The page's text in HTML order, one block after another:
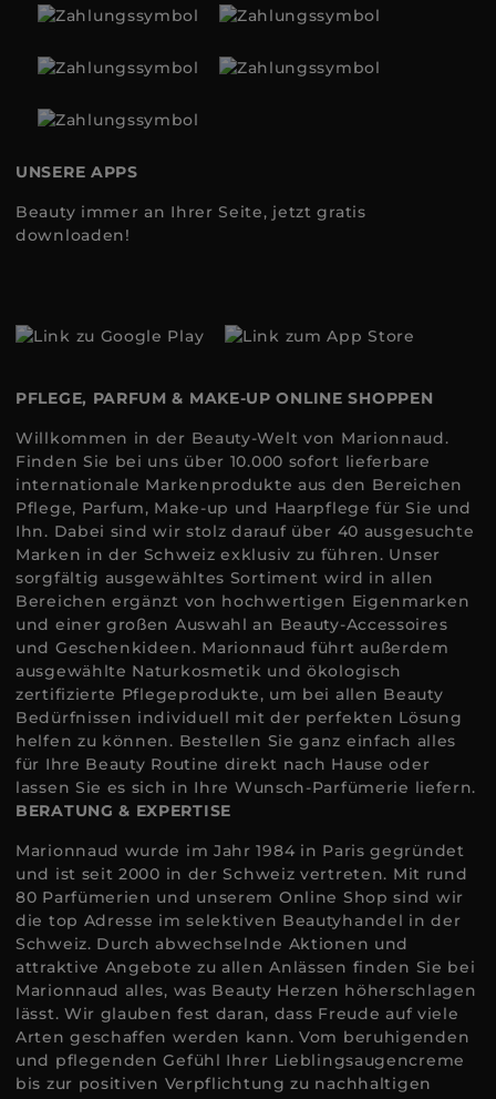
UNSERE APPS
Beauty immer an Ihrer Seite, jetzt gratis
downloaden!
PFLEGE, PARFUM & MAKE-UP ONLINE SHOPPEN
Willkommen in der Beauty-Welt von Marionnaud.
Finden Sie bei uns über 10.000 sofort lieferbare
internationale Markenprodukte aus den Bereichen
Pflege, Parfum, Make-up und Haarpflege für Sie und
Ihn. Dabei sind wir stolz darauf über 40 ausgesuchte
Marken in der Schweiz exklusiv zu führen. Unser
sorgfältig ausgewähltes Sortiment wird in allen
Bereichen ergänzt von hochwertigen Eigenmarken
und einer großen Auswahl an Beauty-Accessoires
und Geschenkideen. Marionnaud führt außerdem
ausgewählte Naturkosmetik und ökologisch
zertifizierte Pflegeprodukte, um bei allen Beauty
Bedürfnissen individuell mit der perfekten Lösung
helfen zu können. Bestellen Sie ganz einfach alles
für Ihre Beauty Routine direkt nach Hause oder
lassen Sie es sich in Ihre Wunsch-Parfümerie liefern.
BERATUNG & EXPERTISE
Marionnaud wurde im Jahr 1984 in Paris gegründet
und ist seit 2000 in der Schweiz vertreten. Mit rund
80 Parfümerien und unserem Online Shop sind wir
die top Adresse im selektiven Beautyhandel in der
Schweiz. Durch abwechselnde Aktionen und
attraktive Angebote zu allen Anlässen finden Sie bei
Marionnaud alles, was Beauty Herzen höherschlagen
lässt. Wir glauben fest daran, dass Freude auf viele
Arten geschaffen werden kann. Vom beruhigenden
und pflegenden Gefühl Ihrer Lieblingsaugencreme
bis zur positiven Verpflichtung zu nachhaltigen